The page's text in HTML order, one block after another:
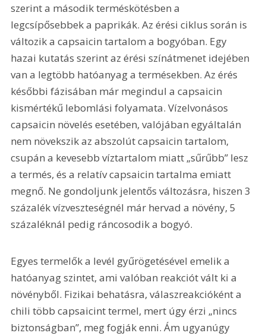
szerint a második terméskötésben a
legcsípősebbek a paprikák. Az érési ciklus során is
változik a capsaicin tartalom a bogyóban. Egy
hazai kutatás szerint az érési színátmenet idejében
van a legtöbb hatóanyag a termésekben. Az érés
későbbi fázisában már megindul a capsaicin
kismértékű lebomlási folyamata. Vízelvonásos
capsaicin növelés esetében, valójában egyáltalán
nem növekszik az abszolút capsaicin tartalom,
csupán a kevesebb víztartalom miatt „sűrűbb” lesz
a termés, és a relatív capsaicin tartalma emiatt
megnő. Ne gondoljunk jelentős változásra, hiszen 3
százalék vízveszteségnél már hervad a növény, 5
százaléknál pedig ráncosodik a bogyó.
Egyes termelők a levél gyűrögetésével emelik a
hatóanyag szintet, ami valóban reakciót vált ki a
növényből. Fizikai behatásra, válaszreakcióként a
chili több capsaicint termel, mert úgy érzi „nincs
biztonságban”, meg fogják enni. Ám ugyanúgy